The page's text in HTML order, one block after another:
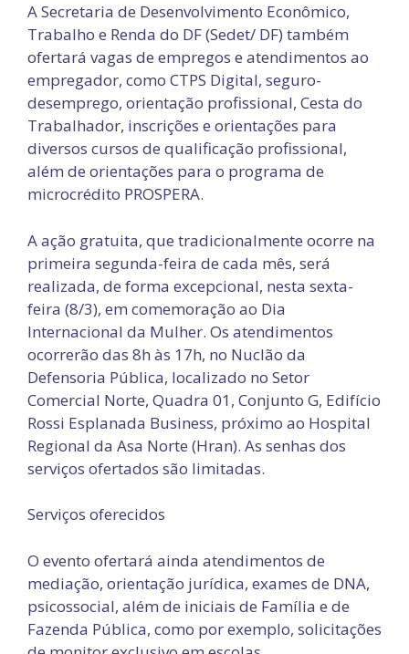
A Secretaria de Desenvolvimento Econômico,
Trabalho e Renda do DF (Sedet/ DF) também
ofertará vagas de empregos e atendimentos ao
empregador, como CTPS Digital, seguro-
desemprego, orientação profissional, Cesta do
Trabalhador, inscrições e orientações para
diversos cursos de qualificação profissional,
além de orientações para o programa de
microcrédito PROSPERA.
A ação gratuita, que tradicionalmente ocorre na
primeira segunda-feira de cada mês, será
realizada, de forma excepcional, nesta sexta-
feira (8/3), em comemoração ao Dia
Internacional da Mulher. Os atendimentos
ocorrerão das 8h às 17h, no Nuclão da
Defensoria Pública, localizado no Setor
Comercial Norte, Quadra 01, Conjunto G, Edifício
Rossi Esplanada Business, próximo ao Hospital
Regional da Asa Norte (Hran). As senhas dos
serviços ofertados são limitadas.
Serviços oferecidos
O evento ofertará ainda atendimentos de
mediação, orientação jurídica, exames de DNA,
psicossocial, além de iniciais de Família e de
Fazenda Pública, como por exemplo, solicitações